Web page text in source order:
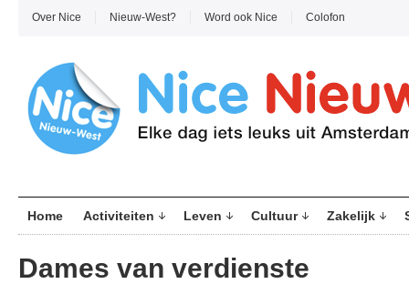
Over Nice Nieuw-West? Word ook Nice Colofon
Home Activiteiten Leven Cultuur Zakelijk
Dames van verdienste